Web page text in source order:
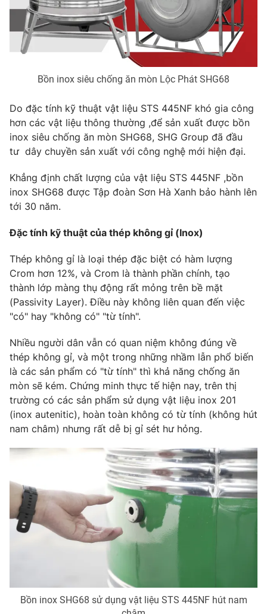
cấp ngày 29/12/2023
Tổng Biên tập:Vũ Thanh Thủy
Phó Tổng Biên tập:Nguyễn Thị Mỹ Hạnh, Phạm Quốc Thắng,
Nguyễn Trọng Ninh
024.38 355 931 - 024.38 355 932
Ðiện thoại Thời báo VTV:024.66 897 897
Liên hệ quảng cáo:024-7300.7108
® Cấm sao chép dưới mọi hình thức nếu không có sự chấp
thuận bằng văn bản. Ghi rõ nguồn VTV.vn khi phát hành lại
thông tin từ website này.
Bồn inox siêu chống ăn mòn Lộc Phát SHG68
Do đặc tính kỹ thuật vật liệu STS 445NF khó gia công
hơn các vật liệu thông thường ,để sản xuất được bồn
inox siêu chống ăn mòn SHG68, SHG Group đã đầu
tư dây chuyền sản xuất với công nghệ mới hiện đại.
Khẳng định chất lượng của vật liệu STS 445NF ,bồn
inox SHG68 được Tập đoàn Sơn Hà Xanh bảo hành lên
tới 30 năm.
Đặc tính kỹ thuật của thép không gỉ (Inox)
Thép không gỉ là loại thép đặc biệt có hàm lượng
Crom hơn 12%, và Crom là thành phần chính, tạo
thành lớp màng thụ động rất mỏng trên bề mặt
(Passivity Layer). Điều này không liên quan đến việc
"có" hay "không có" "từ tính".
Nhiều người dân vẫn có quan niệm không đúng về
thép không gỉ, và một trong những nhầm lẫn phổ biến
là các sản phẩm có "từ tính" thì khả năng chống ăn
mòn sẽ kém. Chứng minh thực tế hiện nay, trên thị
trường có các sản phẩm sử dụng vật liệu inox 201
(inox autenitic), hoàn toàn không có từ tính (không hút
nam châm) nhưng rất dễ bị gỉ sét hư hỏng.
Bồn inox SHG68 sử dụng vật liệu STS 445NF hút nam